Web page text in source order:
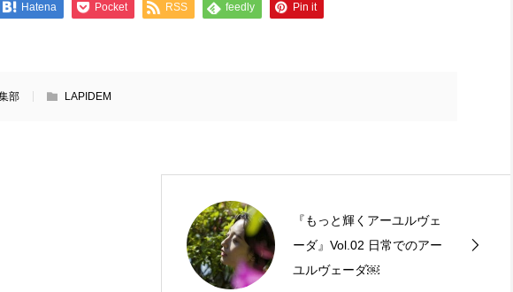
Hatena Pocket RSS feedly Pin it
部 LAPIDEM
『もっと輝くアーユルヴェ
ーダ』Vol.02 日常でのアー
ユルヴェーダ￼